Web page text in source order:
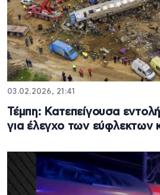
03.02.2026, 21:41
Τέμπη: Κατεπείγουσα
για έλεγχο των εύφλεκτων